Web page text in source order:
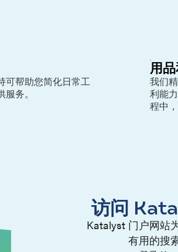
可帮助您简化日常工
务。
用
我们
利能
程中
访问
Katalyst 门户网站
有用的搜